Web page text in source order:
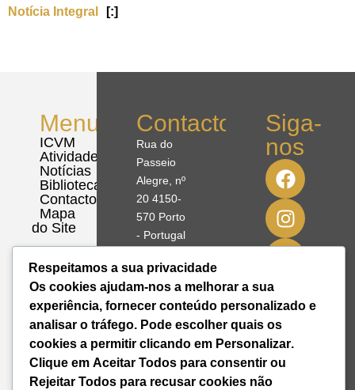
Notícia Integral [:]
Menu
ICVM
Atividades
Notícias
Biblioteca
Contactos
Mapa
do Site
Contactos
Rua do
Passeio
Alegre, nº
20 4150-
570 Porto
- Portugal
41º08'51,70"
N
8º39'41,76"
W
+351 228
328 115
Siga-
nos
Respeitamos a sua privacidade
Os cookies ajudam-nos a melhorar a sua
experiência, fornecer conteúdo personalizado e
analisar o tráfego. Pode escolher quais os
cookies a permitir clicando em Personalizar.
Clique em Aceitar Todos para consentir ou
Rejeitar Todos para recusar cookies não